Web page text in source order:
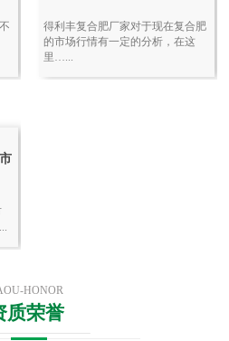
得利丰复合肥厂家对于现在复合肥
的市场行情有一定的分析，在这
里…...
HONOR
质荣誉